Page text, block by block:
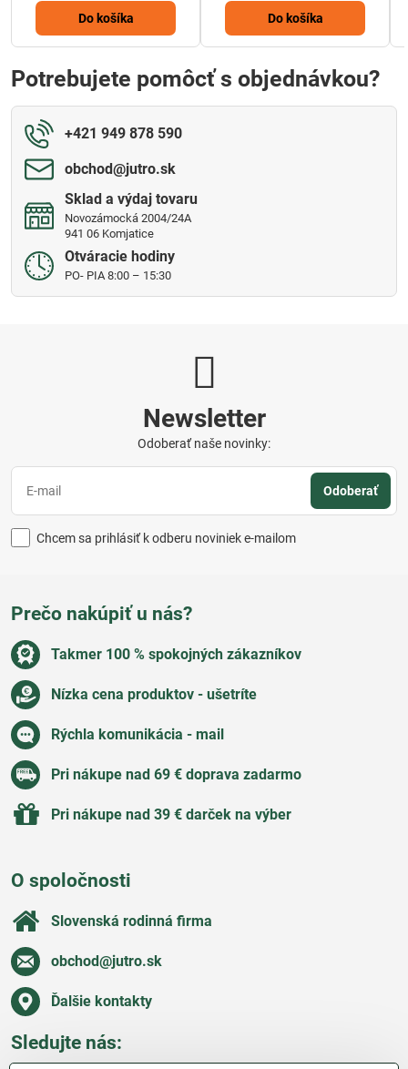
Do košíka Do košíka
Potrebujete pomôcť s objednávkou?
+421 949 878 590
obchod​@jutro​.sk
Sklad a výdaj tovaru
Novozámocká 2004/24A
941 06 Komjatice
Otváracie hodiny
PO- PIA 8:00 – 15:30
Newsletter
Odoberať naše novinky:
Odoberať
Chcem sa prihlásiť k odberu noviniek e-mailom
Prečo nakúpiť u nás?
Takmer 100 % spokojných zákazníkov
Nízka cena produktov - ušetríte
Rýchla komunikácia - mail
Pri nákupe nad 69 € doprava zadarmo
Pri nákupe nad 39 € darček na výber
O spoločnosti
Slovenská rodinná firma
obchod​@jutro​.sk
Ďalšie kontakty
Sledujte nás: